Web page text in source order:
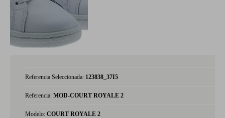
Referencia Seleccionada: 123838_37I5
Referencia: MOD-COURT ROYALE 2
Modelo: COURT ROYALE 2